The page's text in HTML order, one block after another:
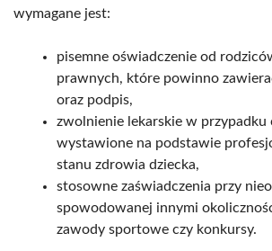
wymagane jest:
pisemne oświadczenie od
prawnych, które powinno
oraz podpis,
zwolnienie lekarskie w przypadku
wystawione na podstawie
stanu zdrowia dziecka,
stosowne zaświadczenia przy
spowodowanej innymi
zawody sportowe czy konkursy.